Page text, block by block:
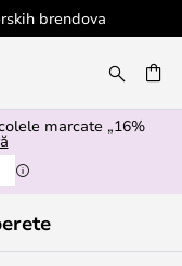
brendova
marcate „16%